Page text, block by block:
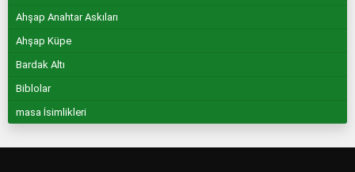
Ahşap Anahtar Askıları
Ahşap Küpe
Bardak Altı
Biblolar
masa İsimlikleri